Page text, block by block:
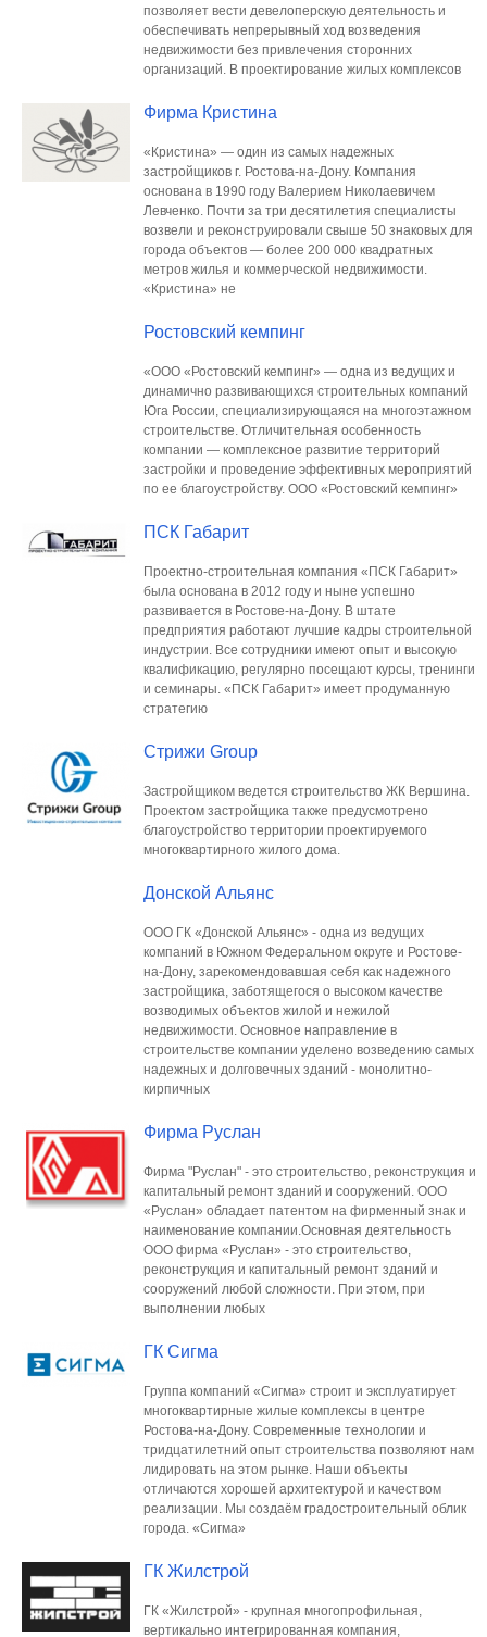
позволяет вести девелоперскую деятельность и
обеспечивать непрерывный ход возведения
недвижимости без привлечения сторонних
организаций. В проектирование жилых комплексов
Фирма Кристина
«Кристина» — один из самых надежных
застройщиков г. Ростова-на-Дону. Компания
основана в 1990 году Валерием Николаевичем
Левченко. Почти за три десятилетия специалисты
возвели и реконструировали свыше 50 знаковых для
города объектов — более 200 000 квадратных
метров жилья и коммерческой недвижимости.
«Кристина» не
Ростовский кемпинг
«ООО «Ростовский кемпинг» — одна из ведущих и
динамично развивающихся строительных компаний
Юга России, специализирующаяся на многоэтажном
строительстве. Отличительная особенность
компании — комплексное развитие территорий
застройки и проведение эффективных мероприятий
по ее благоустройству. ООО «Ростовский кемпинг»
ПСК Габарит
Проектно-строительная компания «ПСК Габарит»
была основана в 2012 году и ныне успешно
развивается в Ростове-на-Дону. В штате
предприятия работают лучшие кадры строительной
индустрии. Все сотрудники имеют опыт и высокую
квалификацию, регулярно посещают курсы, тренинги
и семинары. «ПСК Габарит» имеет продуманную
стратегию
Стрижи Group
Застройщиком ведется строительство ЖК Вершина.
Проектом застройщика также предусмотрено
благоустройство территории проектируемого
многоквартирного жилого дома.
Донской Альянс
ООО ГК «Донской Альянс» - одна из ведущих
компаний в Южном Федеральном округе и Ростове-
на-Дону, зарекомендовавшая себя как надежного
застройщика, заботящегося о высоком качестве
возводимых объектов жилой и нежилой
недвижимости. Основное направление в
строительстве компании уделено возведению самых
надежных и долговечных зданий - монолитно-
кирпичных
Фирма Руслан
Фирма "Руслан" - это строительство, реконструкция и
капитальный ремонт зданий и сооружений. ООО
«Руслан» обладает патентом на фирменный знак и
наименование компании.Основная деятельность
ООО фирма «Руслан» - это строительство,
реконструкция и капитальный ремонт зданий и
сооружений любой сложности. При этом, при
выполнении любых
ГК Сигма
Группа компаний «Сигма» строит и эксплуатирует
многоквартирные жилые комплексы в центре
Ростова-на-Дону. Современные технологии и
тридцатилетний опыт строительства позволяют нам
лидировать на этом рынке. Наши объекты
отличаются хорошей архитектурой и качеством
реализации. Мы создаём градостроительный облик
города. «Сигма»
ГК Жилстрой
ГК «Жилстрой» - крупная многопрофильная,
вертикально интегрированная компания,